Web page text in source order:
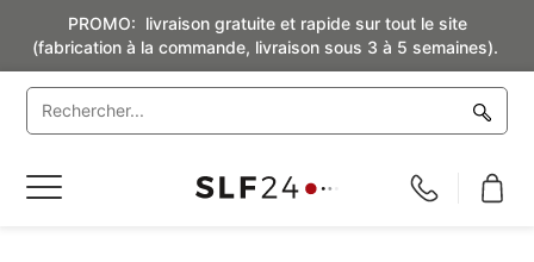
PROMO: livraison gratuite et rapide sur tout le site
(fabrication à la commande, livraison sous 3 à 5 semaines).
Basculer